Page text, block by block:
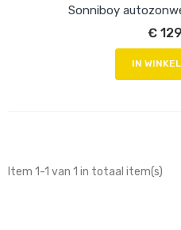
Sonniboy
€
IN
Item 1-1 van 1 in totaal item(s)